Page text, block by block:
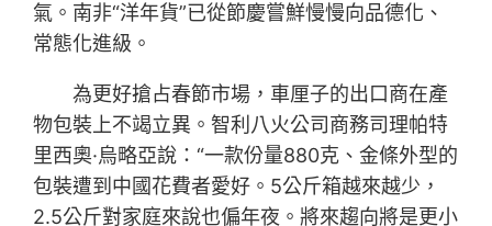
氣。南非“洋年貨”已從節慶嘗鮮慢慢向品德化、
常態化進級。
為更好搶占春節市場，車厘子的出口商在產
物包裝上不竭立異。智利八火公司商務司理帕特
里西奧·烏略亞說：“一款份量880克、金條外型的
包裝遭到中國花費者愛好。5公斤箱越來越少，
2.5公斤對家庭來說也偏年夜。將來趨向將是更小